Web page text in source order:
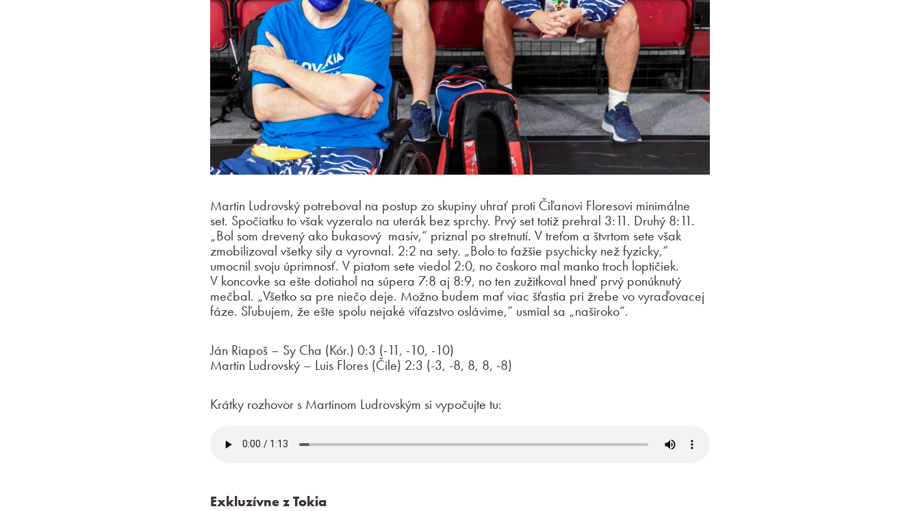
Martin Ludrovský potreboval na postup zo skupiny uhrať proti Čiľanovi Floresovi minimálne
set. Spočiatku to však vyzeralo na uterák bez sprchy. Prvý set totiž prehral 3:11. Druhý 8:11.
„Bol som drevený ako bukasový masív,“ priznal po stretnutí. V treťom a štvrtom sete však
zmobilizoval všetky sily a vyrovnal. 2:2 na sety. „Bolo to ťažšie psychicky než fyzicky,“
umocnil svoju úprimnosť. V piatom sete viedol 2:0, no čoskoro mal manko troch loptičiek.
V koncovke sa ešte dotiahol na súpera 7:8 aj 8:9, no ten zužitkoval hneď prvý ponúknutý
mečbal. „Všetko sa pre niečo deje. Možno budem mať viac šťastia pri žrebe vo vyraďovacej
fáze. Sľubujem, že ešte spolu nejaké víťazstvo oslávime,“ usmial sa „naširoko“.
Ján Riapoš – Sy Cha (Kór.) 0:3 (-11, -10, -10)
Martin Ludrovský – Luis Flores (Čile) 2:3 (-3, -8, 8, 8, -8)
Krátky rozhovor s Martinom Ludrovským si vypočujte tu:
Exkluzívne z Tokia